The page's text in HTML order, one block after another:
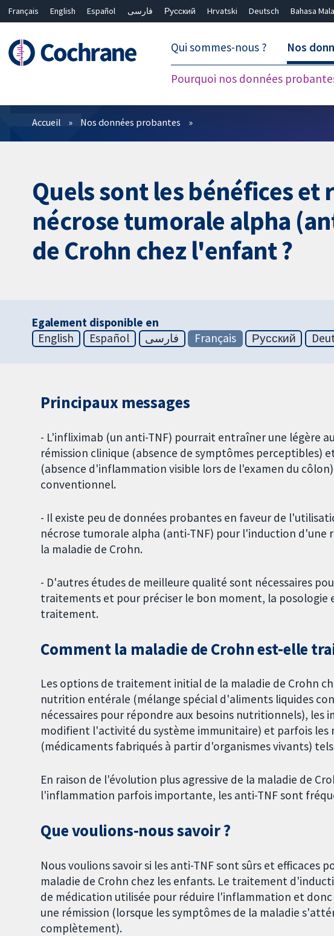
Français English Español فارسی Русский Hrvatski Deutsch Bahasa
Qui sommes-nous ? Nos
Pourquoi nos données
Filtres
Accueil Nos données probantes
Quels sont les bénéfices
nécrose tumorale alpha
de Crohn chez l'enfant ?
Egalement disponible en
English
Español فارسی Français Русский
Principaux messages
- L'infliximab (un anti-TNF) pourrait entraîner une légère
rémission clinique (absence de symptômes perceptibles)
(absence d'inflammation visible lors de l'examen du
conventionnel.
- Il existe peu de données probantes en faveur de
nécrose tumorale alpha (anti-TNF) pour l'induction d'une
la maladie de Crohn.
- D'autres études de meilleure qualité sont nécessaires
traitements et pour préciser le bon moment, la posologie
traitement.
Comment la maladie de Crohn est-elle
Les options de traitement initial de la maladie de Crohn
nutrition entérale (mélange spécial d'aliments liquides
nécessaires pour répondre aux besoins nutritionnels), les
modifient l'activité du système immunitaire) et parfois les
(médicaments fabriqués à partir d'organismes vivants)
En raison de l'évolution plus agressive de la maladie de
l'inflammation parfois importante, les anti-TNF sont
Que voulions‐nous savoir ?
Nous voulions savoir si les anti-TNF sont sûrs et
maladie de Crohn chez les enfants. Le traitement
de médication utilisée pour réduire l'inflammation et
une rémission (lorsque les symptômes de la maladie
complètement).